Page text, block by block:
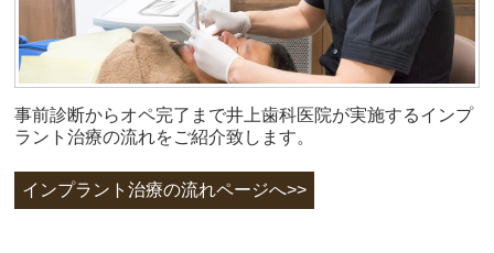
事前診断からオペ完了まで井上歯科医院が実施するインプ
ラント治療の流れをご紹介致します。
インプラント治療の流れページへ>>